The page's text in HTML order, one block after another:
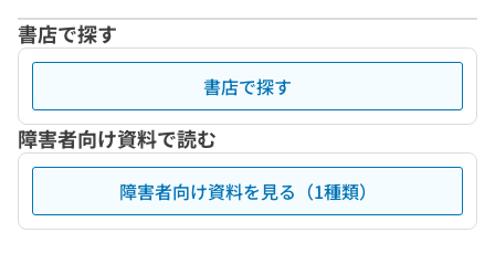
書店で探す
書店で探す
障害者向け資料で読む
障害者向け資料を見る（1種類）